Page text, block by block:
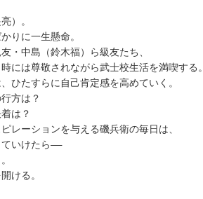
）。
りに一生懸命。
・中島（鈴木福）ら級友たち、
には尊敬されながら武士校生活を満喫する。
ひたすらに自己肯定感を高めていく。
方は？
は？
レーションを与える磯兵衛の毎日は、
いけたら――
ける。